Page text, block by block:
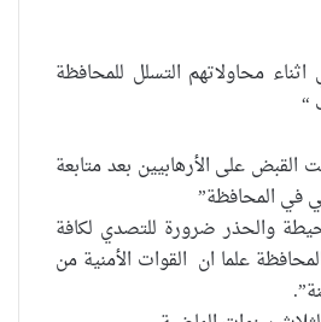
محاولاتهم التسلل للمحافظة
“
على الأرهابيين بعد متابعة
في المحافظة”
والحذر ضرورة للتصدي لكافة
علما ان القوات الأمنية من
تكسر القيد نحو فضاء
لماذا تركت وظيفتها
وفتحت مطعم ؟